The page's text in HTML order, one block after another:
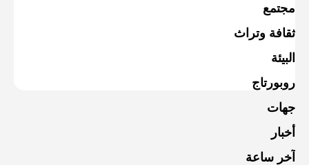
مجتمع
ثقافة وتراث
البيئة
روبورتاج
جهات
أخبار
آخر ساعة